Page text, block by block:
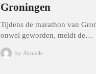
Groningen
Tijdens de marathon van
onwel geworden, meldt de…
by Aktuelle